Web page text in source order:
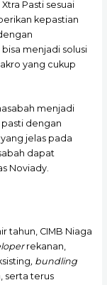
Pasti sesuai
kepastian
menjadi solusi
yang cukup
menjadi
pasti dengan
jelas pada
dapat
Noviady.
tahun, CIMB Niaga
rekanan,
, bundling
serta terus